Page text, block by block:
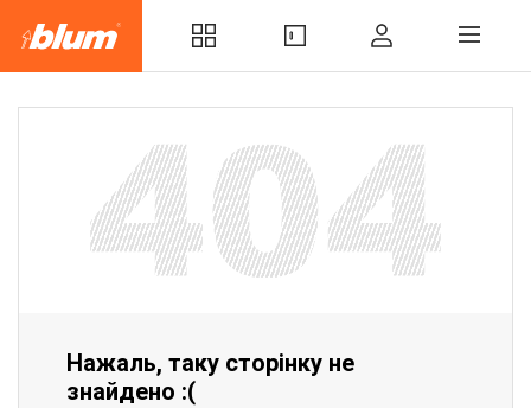
Нажаль, таку сторінку не
знайдено :(